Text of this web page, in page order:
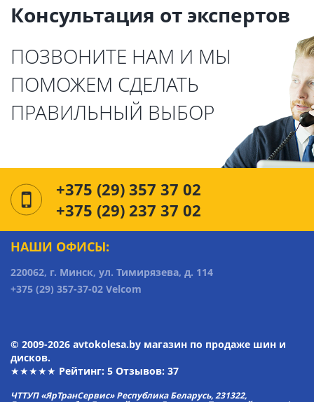
Консультация от экспертов
ПОЗВОНИТЕ НАМ И МЫ
ПОМОЖЕМ СДЕЛАТЬ
ПРАВИЛЬНЫЙ ВЫБОР
+375 (29) 357 37 02
+375 (29) 237 37 02
НАШИ ОФИСЫ:
220062, г. Минск, ул. Тимирязева, д. 114
+375 (29) 357-37-02 Velcom
© 2009-2026 avtokolesa.by магазин по продаже шин и
дисков.
★★★★★ Рейтинг: 5 Отзывов: 37
ЧТТУП «ЯрТранСервис» Республика Беларусь, 231322,